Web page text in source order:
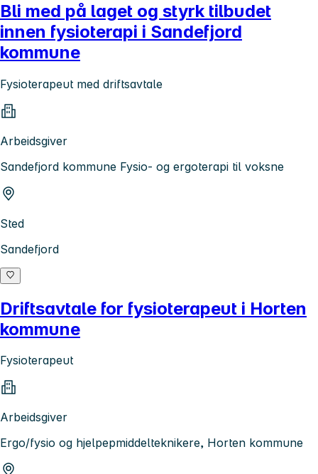
Bli med på laget og styrk tilbudet
innen fysioterapi i Sandefjord
kommune
Fysioterapeut med driftsavtale
Arbeidsgiver
Sandefjord kommune Fysio- og ergoterapi til voksne
Sted
Sandefjord
Driftsavtale for fysioterapeut i Horten
kommune
Fysioterapeut
Arbeidsgiver
Ergo/fysio og hjelpepmiddelteknikere, Horten kommune